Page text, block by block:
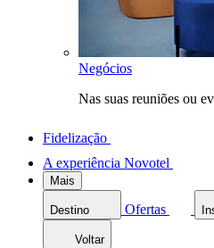
Negócios
Nas suas reuniões ou
Fidelização
A experiência Novotel
Mais
Destino Ofertas
Voltar